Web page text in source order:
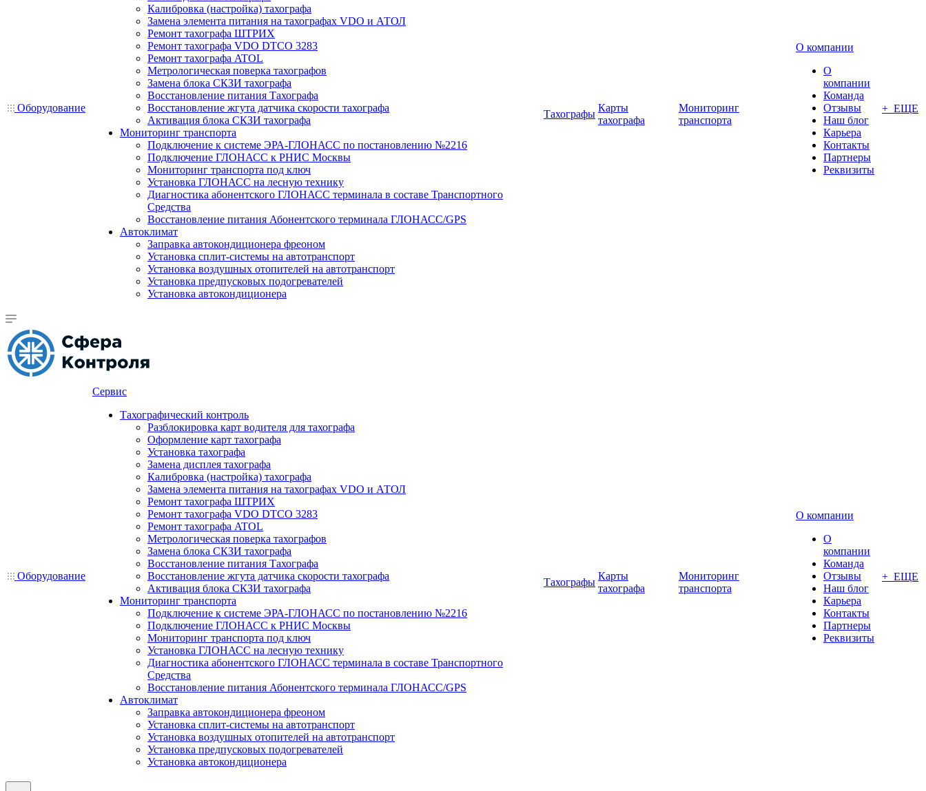
Оборудование
Калибровка (настройка) тахографа
Замена элемента питания на тахографах VDO и АТОЛ
Ремонт тахографа ШТРИХ
Ремонт тахографа VDO DTCO 3283
Ремонт тахографа ATOL
Метрологическая поверка тахографов
Замена блока СКЗИ тахографа
Восстановление питания Тахографа
Восстановление жгута датчика скорости тахографа
Активация блока СКЗИ тахографа
Мониторинг транспорта
Подключение к системе ЭРА-ГЛОНАСС по постановлению №2216
Подключение ГЛОНАСС к РНИС Москвы
Мониторинг транспорта под ключ
Установка ГЛОНАСС на лесную технику
Диагностика абонентского ГЛОНАСС терминала в составе Транспортного
Средства
Восстановление питания Абонентского терминала ГЛОНАСС/GPS
Автоклимат
Заправка автокондиционера фреоном
Установка сплит-системы на автотранспорт
Установка воздушных отопителей на автотранспорт
Установка предпусковых подогревателей
Установка автокондиционера
Тахографы
Карты
тахографа
Мониторинг
транспорта
О компании
О
компании
Команда
Отзывы
Наш блог
Карьера
Контакты
Партнеры
Реквизиты
+ ЕЩЕ
Оборудование
Сервис
Тахографический контроль
Разблокировка карт водителя для тахографа
Оформление карт тахографа
Установка тахографа
Замена дисплея тахографа
Калибровка (настройка) тахографа
Замена элемента питания на тахографах VDO и АТОЛ
Ремонт тахографа ШТРИХ
Ремонт тахографа VDO DTCO 3283
Ремонт тахографа ATOL
Метрологическая поверка тахографов
Замена блока СКЗИ тахографа
Восстановление питания Тахографа
Восстановление жгута датчика скорости тахографа
Активация блока СКЗИ тахографа
Мониторинг транспорта
Подключение к системе ЭРА-ГЛОНАСС по постановлению №2216
Подключение ГЛОНАСС к РНИС Москвы
Мониторинг транспорта под ключ
Установка ГЛОНАСС на лесную технику
Диагностика абонентского ГЛОНАСС терминала в составе Транспортного
Средства
Восстановление питания Абонентского терминала ГЛОНАСС/GPS
Автоклимат
Заправка автокондиционера фреоном
Установка сплит-системы на автотранспорт
Установка воздушных отопителей на автотранспорт
Установка предпусковых подогревателей
Установка автокондиционера
Тахографы
Карты
тахографа
Мониторинг
транспорта
О компании
О
компании
Команда
Отзывы
Наш блог
Карьера
Контакты
Партнеры
Реквизиты
+ ЕЩЕ